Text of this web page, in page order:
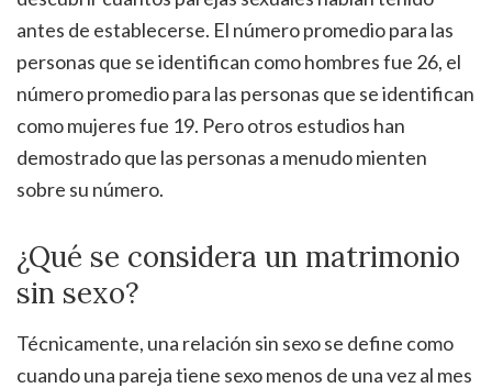
antes de establecerse. El número promedio para las
personas que se identifican como hombres fue 26, el
número promedio para las personas que se identifican
como mujeres fue 19. Pero otros estudios han
demostrado que las personas a menudo mienten
sobre su número.
¿Qué se considera un matrimonio
sin sexo?
Técnicamente, una relación sin sexo se define como
cuando una pareja tiene sexo menos de una vez al mes